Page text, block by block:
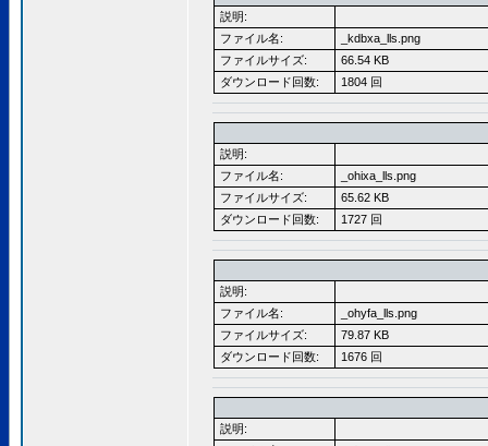
説明:
ファイル名:
_kdbxa_lls.png
ファイルサイズ:
66.54 KB
ダウンロード回数:
1804 回
説明:
ファイル名:
_ohixa_lls.png
ファイルサイズ:
65.62 KB
ダウンロード回数:
1727 回
説明:
ファイル名:
_ohyfa_lls.png
ファイルサイズ:
79.87 KB
ダウンロード回数:
1676 回
説明: